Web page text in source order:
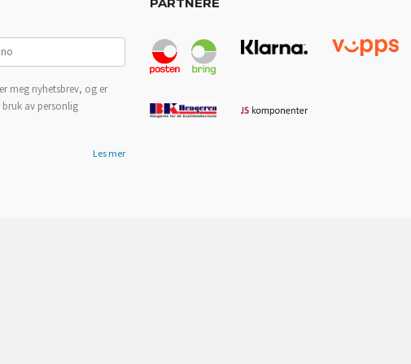
meg nyhetsbrev, og er
av personlig
Les mer